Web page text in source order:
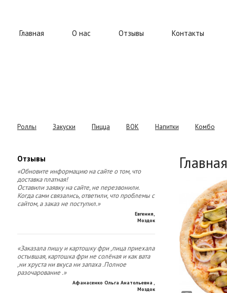
Главная О нас Отзывы Контакты
Роллы Закуски Пицца ВОК Напитки Комбо
Отзывы
«Обновите информацию на сайте о том, что
доставка платная!
Оставили заявку на сайте, не перезвонили.
Когда сами связались, ответили, что проблемы с
сайтом, а заказ не поступил.»
Евгения
Моздок
«Заказала пишу и картошку фри ,пица приехала
остывшая, картошка фри не солёная и как вата
,ни хруста ни вкуса ни запаха .Полное
разочарование .»
Афанасенко Ольга Анатольевна
Моздок
Главная